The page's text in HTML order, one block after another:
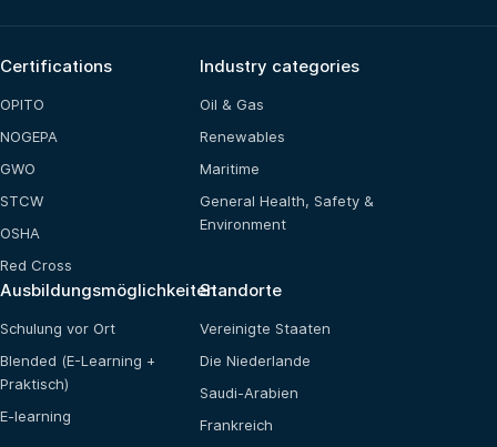
Certifications
OPITO
NOGEPA
GWO
STCW
OSHA
Red Cross
Industry categories
Oil & Gas
Renewables
Maritime
General Health, Safety &
Environment
Ausbildungsmöglichkeiten
Schulung vor Ort
Blended (E-Learning +
Praktisch)
E-learning
Standorte
Vereinigte Staaten
Die Niederlande
Saudi-Arabien
Frankreich